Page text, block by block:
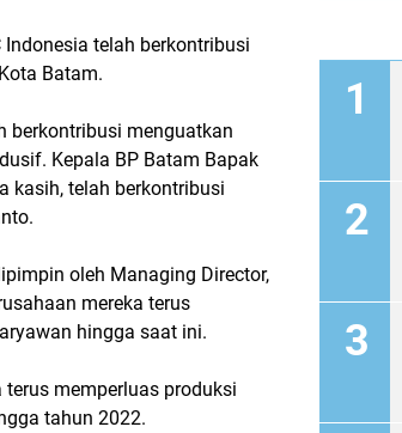
telah berkontribusi
Batam.
berkontribusi menguatkan
Kepala BP Batam Bapak
kasih, telah berkontribusi
oleh Managing Director,
mereka terus
hingga saat ini.
memperluas produksi
tahun 2022.